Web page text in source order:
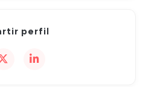
perfil